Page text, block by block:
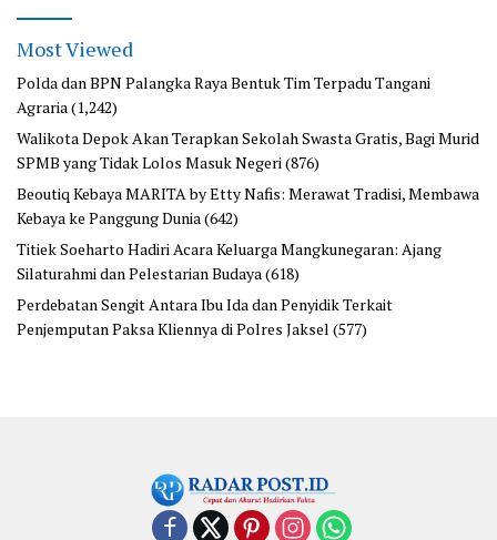
Most Viewed
Polda dan BPN Palangka Raya Bentuk Tim Terpadu Tangani
Agraria(1,242)
Walikota Depok Akan Terapkan Sekolah Swasta Gratis, Bagi Murid
SPMB yang Tidak Lolos Masuk Negeri(876)
Beoutiq Kebaya MARITA by Etty Nafis: Merawat Tradisi, Membawa
Kebaya ke Panggung Dunia(642)
Titiek Soeharto Hadiri Acara Keluarga Mangkunegaran: Ajang
Silaturahmi dan Pelestarian Budaya(618)
Perdebatan Sengit Antara Ibu Ida dan Penyidik Terkait
Penjemputan Paksa Kliennya di Polres Jaksel (577)